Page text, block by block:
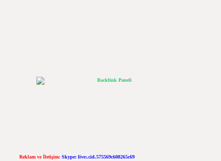
Reklam ve İletişim: Skype: live:.cid.575569c608265c69